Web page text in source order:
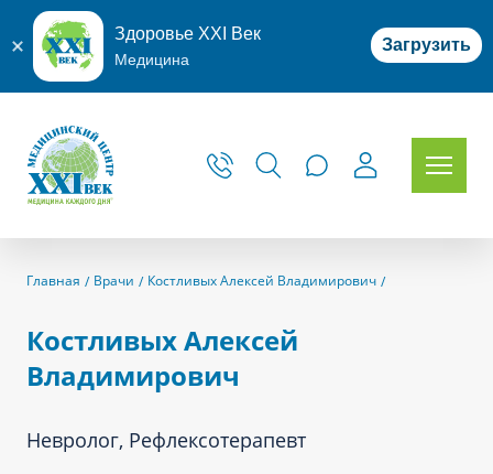
Здоровье XXI Век
Медицина
Загрузить
Главная Врачи Костливых Алексей Владимирович
Костливых Алексей
Владимирович
Невролог, Рефлексотерапевт